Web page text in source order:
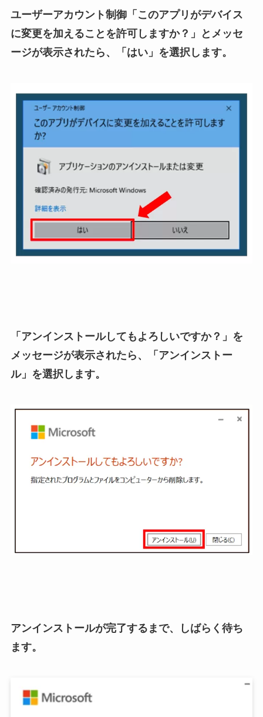
ユーザーアカウント制御「このアプリがデバイス
に変更を加えることを許可しますか？」とメッセ
ージが表示されたら、「はい」を選択します。
「アンインストールしてもよろしいですか？」を
メッセージが表示されたら、「アンインストー
ル」を選択します。
アンインストールが完了するまで、しばらく待ち
ます。